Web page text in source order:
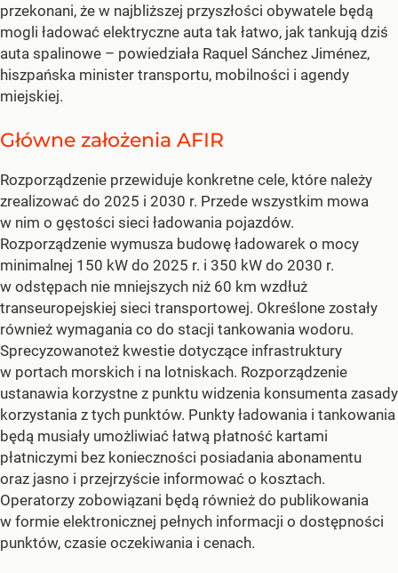
przekonani, że w najbliższej przyszłości obywatele będą
mogli ładować elektryczne auta tak łatwo, jak tankują dziś
auta spalinowe – powiedziała Raquel Sánchez Jiménez,
hiszpańska minister transportu, mobilności i agendy
miejskiej.
Główne założenia AFIR
Rozporządzenie przewiduje konkretne cele, które należy
zrealizować do 2025 i 2030 r. Przede wszystkim mowa
w nim o gęstości sieci ładowania pojazdów.
Rozporządzenie wymusza budowę ładowarek o mocy
minimalnej 150 kW do 2025 r. i 350 kW do 2030 r.
w odstępach nie mniejszych niż 60 km wzdłuż
transeuropejskiej sieci transportowej. Określone zostały
również wymagania co do stacji tankowania wodoru.
Sprecyzowanoteż kwestie dotyczące infrastruktury
w portach morskich i na lotniskach. Rozporządzenie
ustanawia korzystne z punktu widzenia konsumenta zasady
korzystania z tych punktów. Punkty ładowania i tankowania
będą musiały umożliwiać łatwą płatność kartami
płatniczymi bez konieczności posiadania abonamentu
oraz jasno i przejrzyście informować o kosztach.
Operatorzy zobowiązani będą również do publikowania
w formie elektronicznej pełnych informacji o dostępności
punktów, czasie oczekiwania i cenach.